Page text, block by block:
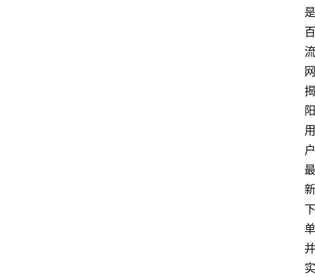
是
百
流
网
揭
阳
用
户
最
新
下
单
并
实